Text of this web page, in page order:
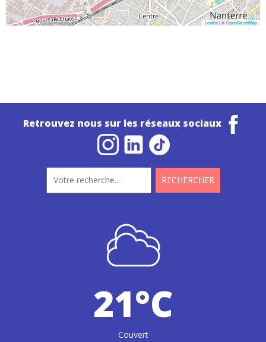
Leaflet| ©OpenStreetMap
Retrouvez nous sur les réseaux sociaux
21°C
Couvert